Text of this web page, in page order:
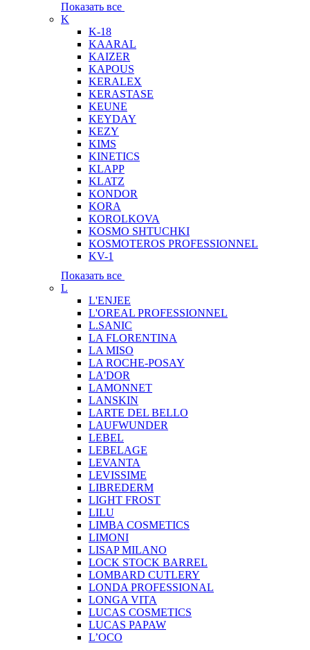
Показать все
K
K-18
KAARAL
KAIZER
KAPOUS
KERALEX
KERASTASE
KEUNE
KEYDAY
KEZY
KIMS
KINETICS
KLAPP
KLATZ
KONDOR
KORA
KOROLKOVA
KOSMO SHTUCHKI
KOSMOTEROS PROFESSIONNEL
KV-1
Показать все
L
L'ENJEE
L'OREAL PROFESSIONNEL
L.SANIC
LA FLORENTINA
LA MISO
LA ROCHE-POSAY
LA'DOR
LAMONNET
LANSKIN
LARTE DEL BELLO
LAUFWUNDER
LEBEL
LEBELAGE
LEVANTA
LEVISSIME
LIBREDERM
LIGHT FROST
LILU
LIMBA COSMETICS
LIMONI
LISAP MILANO
LOCK STOCK BARREL
LOMBARD CUTLERY
LONDA PROFESSIONAL
LONGA VITA
LUCAS COSMETICS
LUCAS PAPAW
L’OCO